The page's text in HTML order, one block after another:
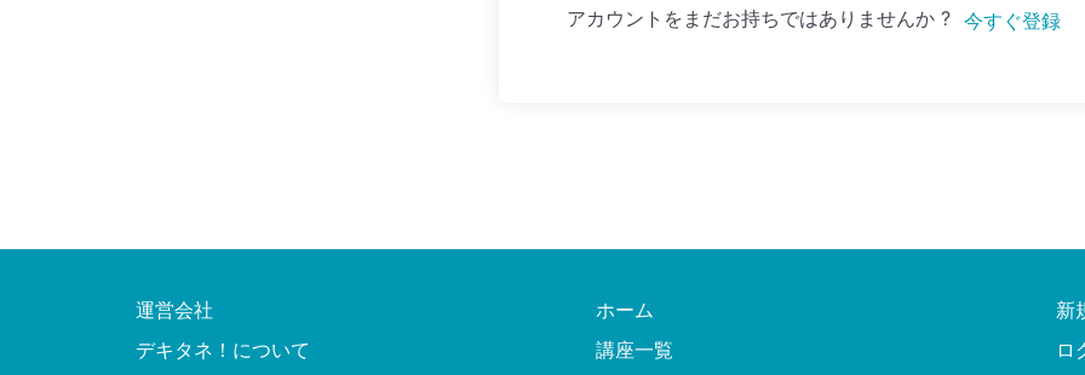
アカウントをまだお持ちではありませんか ? 今すぐ登録
運営会社
デキタネ！について
ホーム
講座一覧
新
ロ